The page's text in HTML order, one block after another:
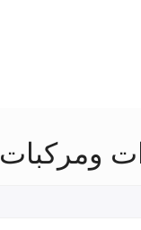
ومركبات